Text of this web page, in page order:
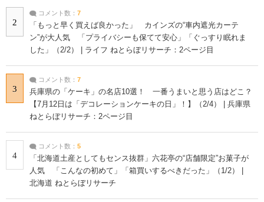
2
コメント数： 7
「もっと早く買えば良かった」 カインズの“車内遮光カーテ
ン”が大人気 「プライバシーも保てて安心」「ぐっすり眠れま
した」（2/2） | ライフ ねとらぼリサーチ：2ページ目
3
コメント数： 7
兵庫県の「ケーキ」の名店10選！ 一番うまいと思う店はどこ？
【7月12日は「デコレーションケーキの日」！】（2/4） | 兵庫県
ねとらぼリサーチ：2ページ目
4
コメント数： 5
「北海道土産としてもセンス抜群」六花亭の“店舗限定”お菓子が
人気 「こんなの初めて」「箱買いするべきだった」（1/2） |
北海道 ねとらぼリサーチ